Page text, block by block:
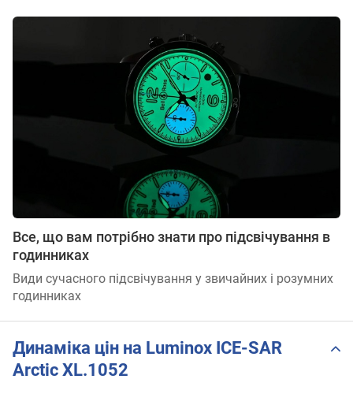
Все, що вам потрібно знати про підсвічування в
годинниках
Види сучасного підсвічування у звичайних і розумних
годинниках
Динаміка цін на Luminox ICE-SAR
Arctic XL.1052